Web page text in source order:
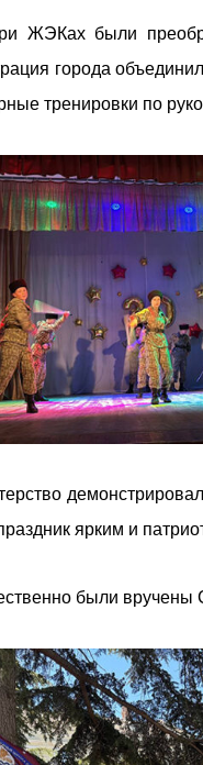
ЖЭКах были
города
тренировки по
ярким и
были